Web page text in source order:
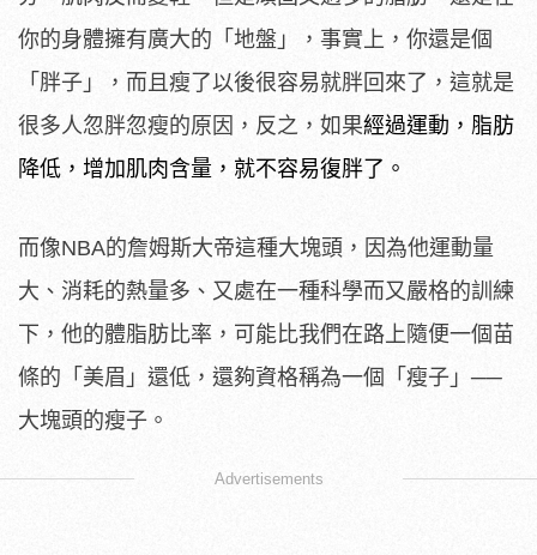
你的身體擁有廣大的「地盤」，事實上，你還是個
「胖子」，而且瘦了以後很容易就胖回來了，這就是
很多人忽胖忽瘦的原因，反之，如果經過運動，脂肪
降低，增加肌肉含量，就不容易復胖了。
而像NBA的詹姆斯大帝這種大塊頭，因為他運動量
大、消耗的熱量多、又處在一種科學而又嚴格的訓練
下，他的體脂肪比率，可能比我們在路上隨便一個苗
條的「美眉」還低，還夠資格稱為一個「瘦子」──
大塊頭的瘦子。
Advertisements